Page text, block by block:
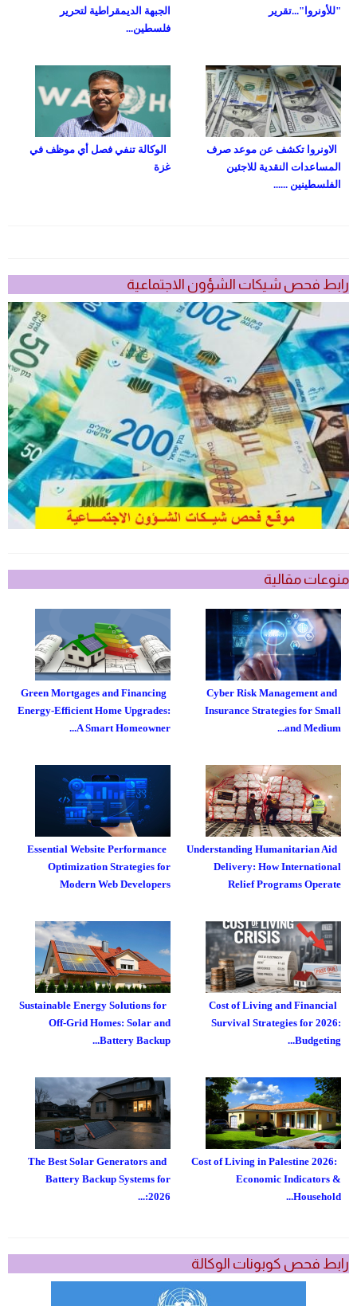
الجبهة الديمقراطية لتحرير
فلسطين...
"للأونروا"...تقرير
الوكالة تنفي فصل أي موظف في
غزة
الاونروا تكشف عن موعد صرف
المساعدات النقدية للاجئين
الفلسطينين ......
رابط فحص شيكات الشؤون الاجتماعية
منوعات مقالية
Green Mortgages and Financing
Energy-Efficient Home Upgrades:
A Smart Homeowner...
Cyber Risk Management and
Insurance Strategies for Small
and Medium...
Essential Website Performance
Optimization Strategies for
Modern Web Developers
Understanding Humanitarian Aid
Delivery: How International
Relief Programs Operate
Sustainable Energy Solutions for
Off-Grid Homes: Solar and
Battery Backup...
Cost of Living and Financial
Survival Strategies for 2026:
Budgeting...
The Best Solar Generators and
Battery Backup Systems for
2026:...
Cost of Living in Palestine 2026:
Economic Indicators &
Household...
رابط فحص كوبونات الوكالة